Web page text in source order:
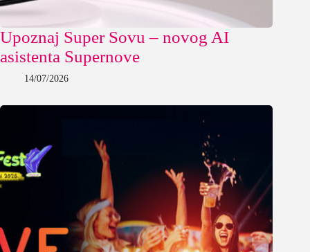
Upoznaj Super Sovu – novog AI
asistenta Supernove
14/07/2026